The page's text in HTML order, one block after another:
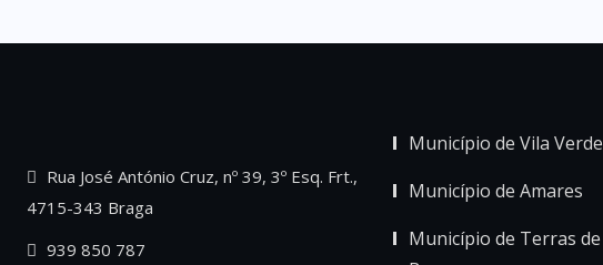
Rua José António Cruz, nº 39, 3º Esq. Frt.,
4715-343 Braga
939 850 787
Município de Vila Verde
Município de Amares
Município de Terras de